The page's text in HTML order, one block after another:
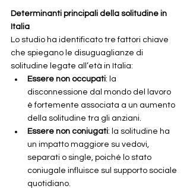
Determinanti principali della solitudine in
Italia
Lo studio ha identificato tre fattori chiave
che spiegano le disuguaglianze di
solitudine legate all’età in Italia:
Essere non occupati: la
disconnessione dal mondo del lavoro
è fortemente associata a un aumento
della solitudine tra gli anziani.
Essere non coniugati: la solitudine ha
un impatto maggiore su vedovi,
separati o single, poiché lo stato
coniugale influisce sul supporto sociale
quotidiano.